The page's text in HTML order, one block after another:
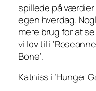
spillede på værdier
egen hverdag.
mere brug for at
vi lov til i
Bone’.
Katniss i ‘Hunger